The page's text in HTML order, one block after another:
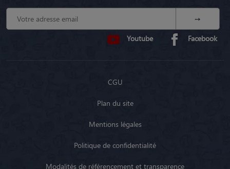
Youtube Facebook
CGU
Plan du site
Mentions légales
Politique de confidentialité
Modalités de référencement et transparence